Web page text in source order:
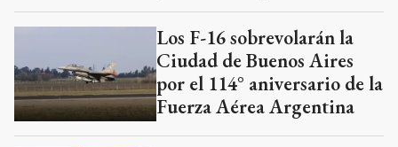
Los F-16 sobrevolarán la
Ciudad de Buenos Aires
por el 114° aniversario de la
Fuerza Aérea Argentina